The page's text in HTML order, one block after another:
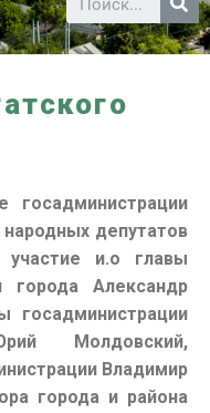
депутатов
и.о главы
города Александр
госадминистрации
Молдовский,
Владимир
города и района